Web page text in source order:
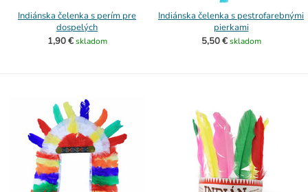
Indiánska čelenka s perím pre
dospelých
1,90 € skladom
Indiánska čelenka s pestrofarebnými
pierkami
5,50 € skladom